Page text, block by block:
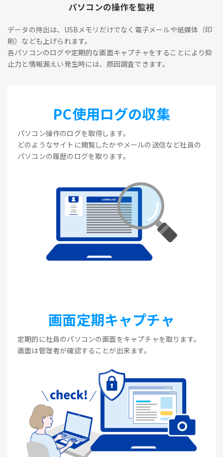
パソコンの操作を監視
データの持出は、USBメモリだけでなく電子メールや紙媒体（印
刷）なども上げられます。
各パソコンのログや定期的な画面キャプチャをすることにより抑
止力と情報漏えい発生時には、原因調査できます。
PC使用ログの収集
パソコン操作のログを取得します。
どのようなサイトに閲覧したかやメールの送信など社員の
パソコンの履歴のログを取ります。
画面定期キャプチャ
定期的に社員のパソコンの画面をキャプチャを取ります。
画面は管理者が確認することが出来ます。